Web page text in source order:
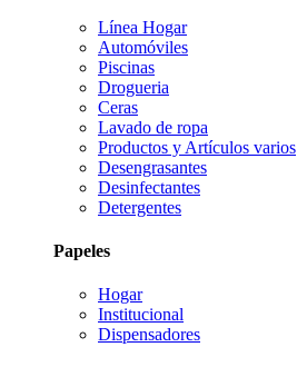
Línea Hogar
Automóviles
Piscinas
Drogueria
Ceras
Lavado de ropa
Productos y Artículos varios
Desengrasantes
Desinfectantes
Detergentes
Papeles
Hogar
Institucional
Dispensadores